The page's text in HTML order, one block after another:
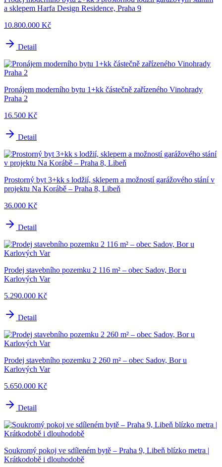
a sklepem Harfa Design Residence, Praha 9
10.800.000 Kč
Detail
Pronájem moderního bytu 1+kk částečně zařízeného Vinohrady
Praha 2
16.500 Kč
Detail
Prostorný byt 3+kk s lodžií, sklepem a možností garážového stání v
projektu Na Korábě – Praha 8, Libeň
36.000 Kč
Detail
Prodej stavebního pozemku 2 116 m² – obec Sadov, Bor u
Karlových Var
5.290.000 Kč
Detail
Prodej stavebního pozemku 2 260 m² – obec Sadov, Bor u
Karlových Var
5.650.000 Kč
Detail
Soukromý pokoj ve sdíleném bytě – Praha 9, Libeň blízko metra |
Krátkodobě i dlouhodobě